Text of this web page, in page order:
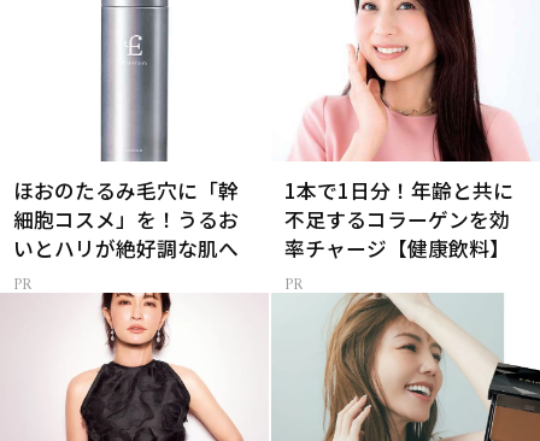
ほおのたるみ毛穴に「幹
細胞コスメ」を！うるお
いとハリが絶好調な肌へ
1本で1日分！年齢と共に
不足するコラーゲンを効
率チャージ【健康飲料】